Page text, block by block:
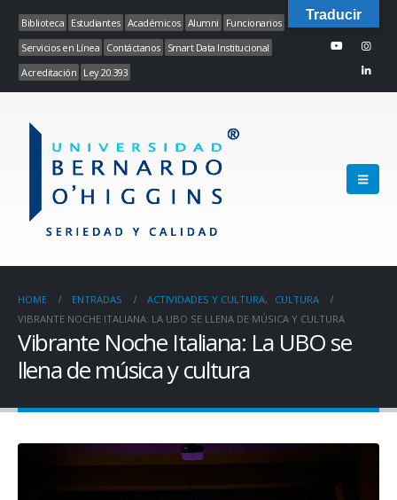
Biblioteca Estudiantes Académicos Alumni
Funcionarios
Servicios en Línea Contáctanos
Smart Data Institucional
Acreditación Ley 20.393
HOME ENTRADAS ACTIVIDADES Y CULTURA,
CULTURA
VIBRANTE NOCHE ITALIANA: LA UBO SE LLENA DE MÚSICA Y CULTURA
Vibrante Noche Italiana: La UBO se
llena de música y cultura
Traducir